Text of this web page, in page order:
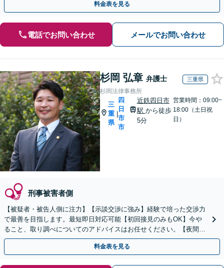
料金表を見る
電話でお問い合わせ メールでお問い合わせ
杉岡 弘章 弁護士 三重県
杉岡法律事務所
三
重
県
|
四
日
市
市
近鉄四日市
駅 から徒歩
5分
営業時間：09:00~
18:00（土日祝
日）
刑事被害者側
【被疑者・被告人側に注力】【示談交渉に強み】経験で培った交渉力
で最善を目指します。最短即日対応可能【初回接見のみもOK】今や
ること、取り調べについてのアドバイスはお任せください。【夜間／
休日対応】
料金表を見る